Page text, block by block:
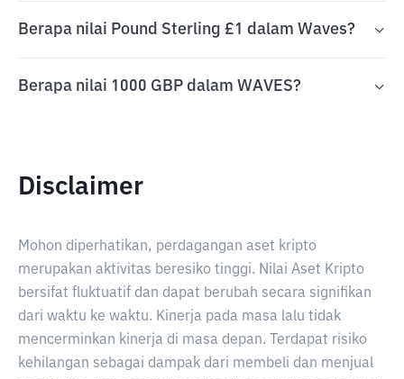
Berapa nilai Pound Sterling £1 dalam Waves?
Berapa nilai 1000 GBP dalam WAVES?
Disclaimer
Mohon diperhatikan, perdagangan aset kripto
merupakan aktivitas beresiko tinggi. Nilai Aset Kripto
bersifat fluktuatif dan dapat berubah secara signifikan
dari waktu ke waktu. Kinerja pada masa lalu tidak
mencerminkan kinerja di masa depan. Terdapat risiko
kehilangan sebagai dampak dari membeli dan menjual